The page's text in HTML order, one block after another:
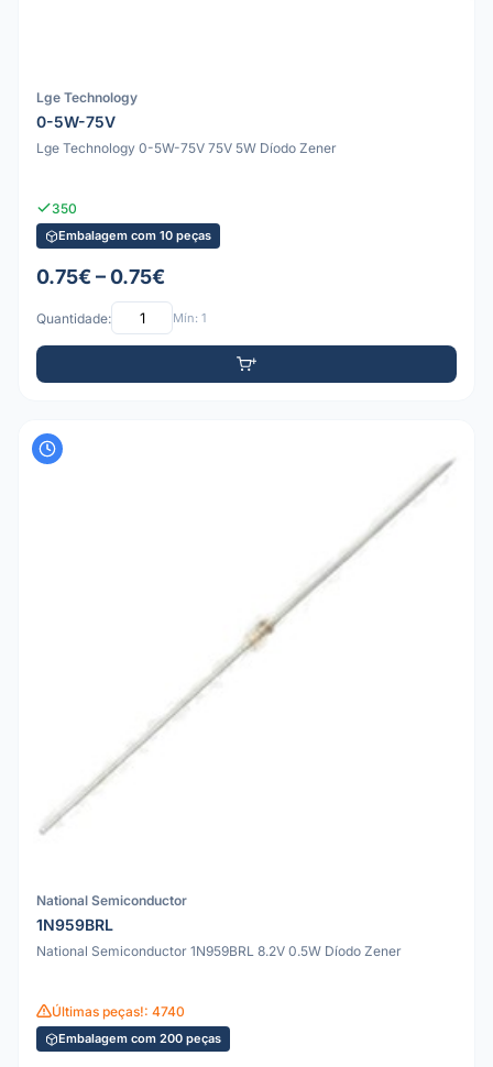
Lge Technology
0-5W-75V
Lge Technology 0-5W-75V 75V 5W Díodo Zener
350
Embalagem com 10 peças
0.75€ – 0.75€
Quantidade: Mín: 1
National Semiconductor
1N959BRL
National Semiconductor 1N959BRL 8.2V 0.5W Díodo Zener
Últimas peças!: 4740
Embalagem com 200 peças